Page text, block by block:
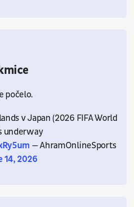
počelo.
v Japan (2026 FIFA World
underway
— AhramOnlineSports
14, 2026